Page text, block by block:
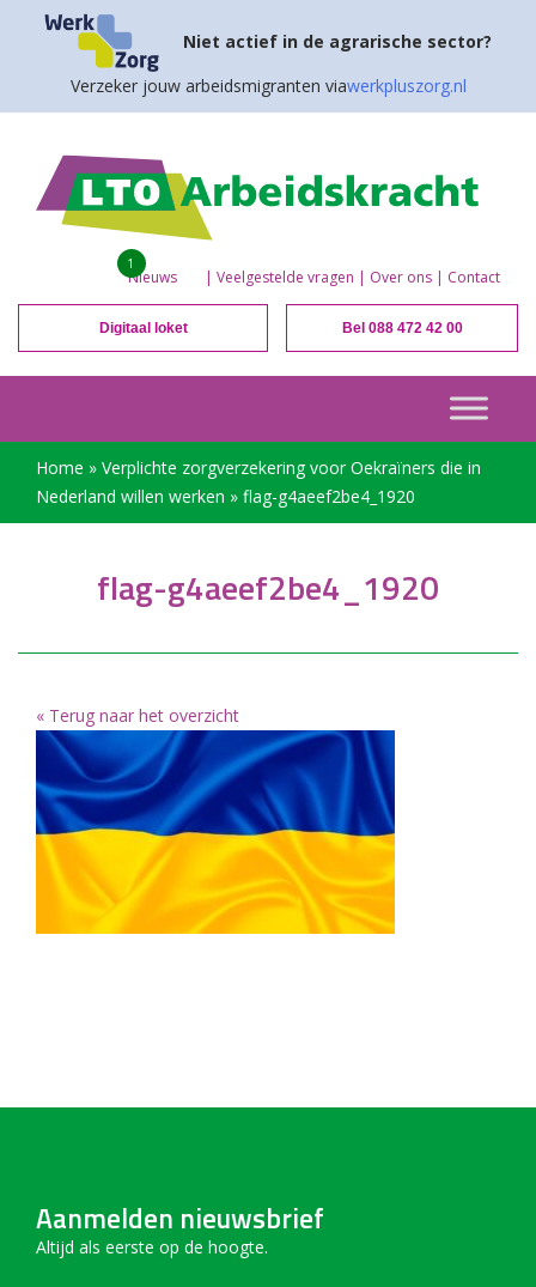
Niet actief in de agrarische sector?
Verzeker jouw arbeidsmigranten viawerkpluszorg.nl
Nieuws
1
| Veelgestelde vragen | Over ons | Contact
Digitaal loket Bel 088 472 42 00
Home » Verplichte zorgverzekering voor Oekraïners die in
Nederland willen werken » flag-g4aeef2be4_1920
flag-g4aeef2be4_1920
« Terug naar het overzicht
Aanmelden nieuwsbrief
Altijd als eerste op de hoogte.